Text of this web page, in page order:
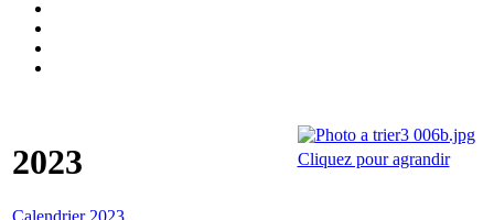
2023
Calendrier 2023
Cliquez pour agrandir